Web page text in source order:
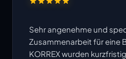
Sehr angenehme und
Zusammenarbeit für eine
KORREX wurden